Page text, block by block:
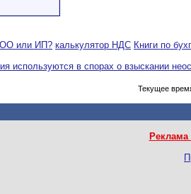
или ИП? калькулятор НДС Книги по
используются в спорах о взыскании
Текущее